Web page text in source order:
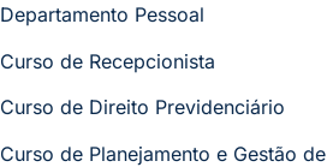
Departamento Pessoal
Curso de Recepcionista
Curso de Direito Previdenciário
Curso de Planejamento e Gestão de